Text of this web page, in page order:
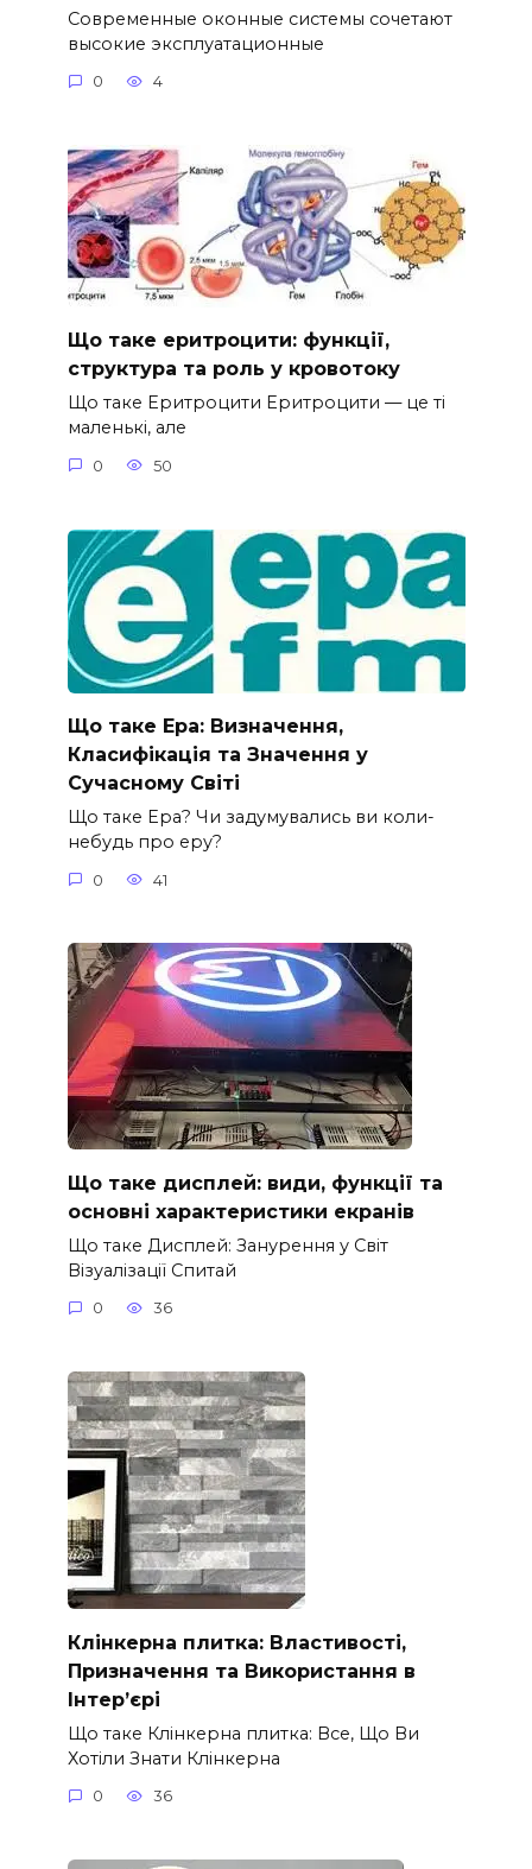
Современные оконные системы сочетают
высокие эксплуатационные
0 4
Що таке еритроцити: функції,
структура та роль у кровотоку
Що таке Еритроцити Еритроцити — це ті
маленькі, але
0 50
Що таке Ера: Визначення,
Класифікація та Значення у
Сучасному Світі
Що таке Ера? Чи задумувались ви коли-
небудь про еру?
0 41
Що таке дисплей: види, функції та
основні характеристики екранів
Що таке Дисплей: Занурення у Світ
Візуалізації Спитай
0 36
Клінкерна плитка: Властивості,
Призначення та Використання в
Інтер’єрі
Що таке Клінкерна плитка: Все, Що Ви
Хотіли Знати Клінкерна
0 36